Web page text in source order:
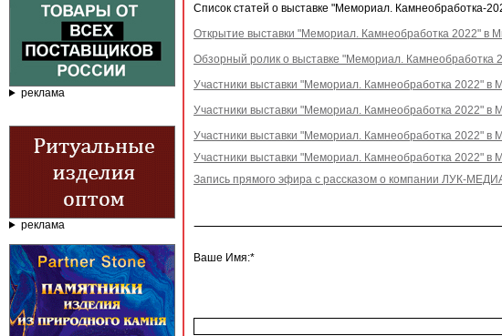
реклама
реклама
Список статей о выставке "Мемориал. Камнеобработка-
Открытие выставки "Мемориал. Камнеобработка 2022" в
Обзорный ролик о выставке "Мемориал.
Участники выставки "Мемориал. Камнеобработка 2022" в
Участники выставки "Мемориал. Камнеобработка 2022" в
Участники выставки "Мемориал. Камнеобработка 2022" в
Участники выставки "Мемориал. Камнеобработка 2022" в
Запись прямого эфира с рассказом о компании ЛУК-
Ваше Имя:*